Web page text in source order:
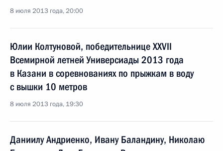
8 июля 2013 года, 20:00
Юлии Колтуновой, победительнице XXVII
Всемирной летней Универсиады 2013 года
в Казани в соревнованиях по прыжкам в воду
с вышки 10 метров
8 июля 2013 года, 19:30
Даниилу Андриенко, Ивану Баландину, Николаю